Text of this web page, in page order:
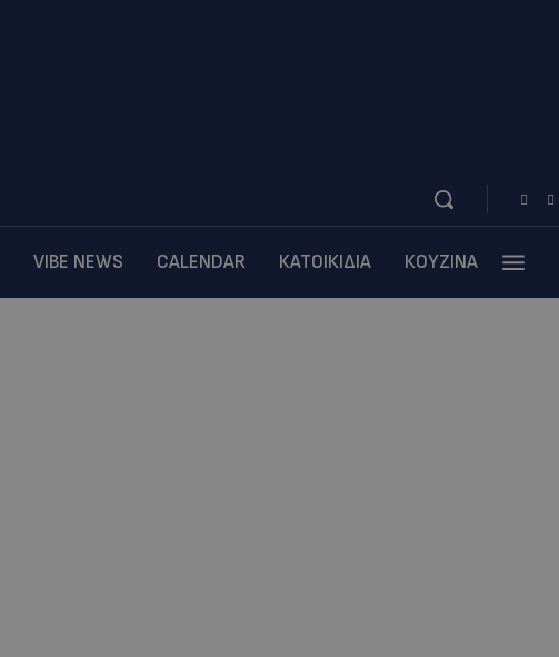
VIBE NEWS CALENDAR ΚΑΤΟΙΚΙΔΙΑ ΚΟΥΖΙΝΑ